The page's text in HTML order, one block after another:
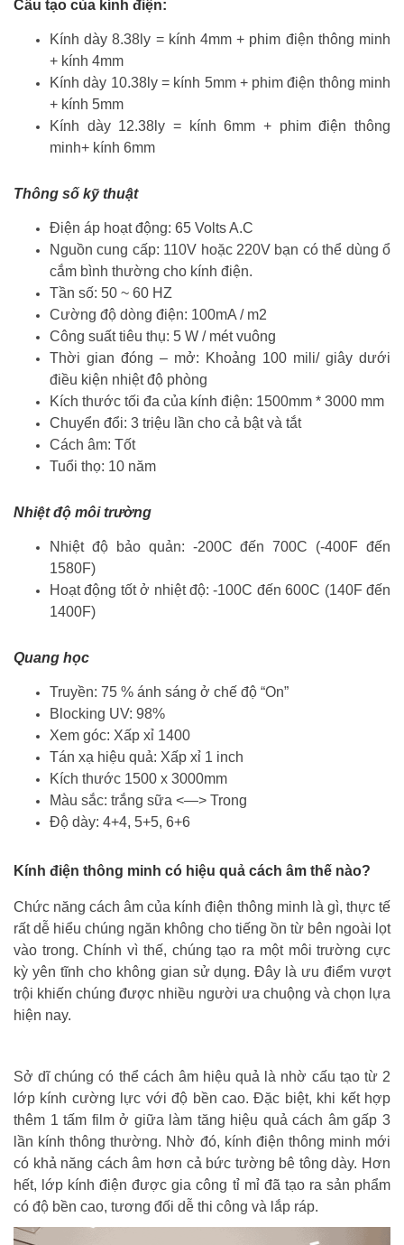
Cấu tạo của kính điện:
Kính dày 8.38ly = kính 4mm + phim điện thông minh
+ kính 4mm
Kính dày 10.38ly = kính 5mm + phim điện thông minh
+ kính 5mm
Kính dày 12.38ly = kính 6mm + phim điện thông
minh+ kính 6mm
Thông số kỹ thuật
Điện áp hoạt động: 65 Volts A.C
Nguồn cung cấp: 110V hoặc 220V bạn có thể dùng ổ
cắm bình thường cho kính điện.
Tần số: 50 ~ 60 HZ
Cường độ dòng điện: 100mA / m2
Công suất tiêu thụ: 5 W / mét vuông
Thời gian đóng – mở: Khoảng 100 mili/ giây dưới
điều kiện nhiệt độ phòng
Kích thước tối đa của kính điện: 1500mm * 3000 mm
Chuyển đổi: 3 triệu lần cho cả bật và tắt
Cách âm: Tốt
Tuổi thọ: 10 năm
Nhiệt độ môi trường
Nhiệt độ bảo quản: -200C đến 700C (-400F đến
1580F)
Hoạt động tốt ở nhiệt độ: -100C đến 600C (140F đến
1400F)
Quang học
Truyền: 75 % ánh sáng ở chế độ “On”
Blocking UV: 98%
Xem góc: Xấp xỉ 1400
Tán xạ hiệu quả: Xấp xỉ 1 inch
Kích thước 1500 x 3000mm
Màu sắc: trắng sữa <—> Trong
Độ dày: 4+4, 5+5, 6+6
Kính điện thông minh có hiệu quả cách âm thế nào?
Chức năng cách âm của kính điện thông minh là gì, thực tế
rất dễ hiểu chúng ngăn không cho tiếng ồn từ bên ngoài lọt
vào trong. Chính vì thế, chúng tạo ra một môi trường cực
kỳ yên tĩnh cho không gian sử dụng. Đây là ưu điểm vượt
trội khiến chúng được nhiều người ưa chuộng và chọn lựa
hiện nay.
Sở dĩ chúng có thể cách âm hiệu quả là nhờ cấu tạo từ 2
lớp kính cường lực với độ bền cao. Đặc biệt, khi kết hợp
thêm 1 tấm film ở giữa làm tăng hiệu quả cách âm gấp 3
lần kính thông thường. Nhờ đó, kính điện thông minh mới
có khả năng cách âm hơn cả bức tường bê tông dày. Hơn
hết, lớp kính điện được gia công tỉ mỉ đã tạo ra sản phẩm
có độ bền cao, tương đối dễ thi công và lắp ráp.